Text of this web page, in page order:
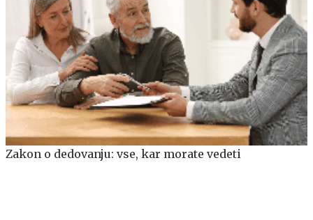
Zakon o dedovanju: vse, kar morate vedeti